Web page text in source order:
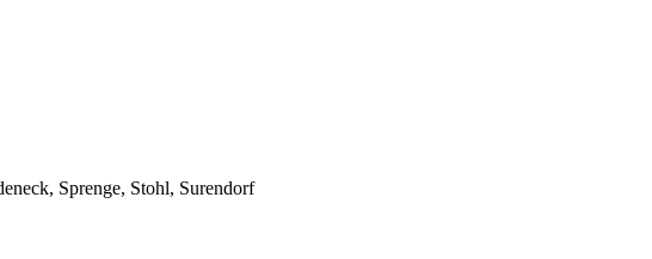
Sprenge, Stohl, Surendorf